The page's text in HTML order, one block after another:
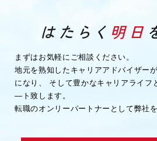
・企業様へ各種連絡を行うため
・その他、上記業務に関連または
ため
（３）取引先企業情報
・業務を履行するため
・企業様へ各種連絡を行うため
まずはお気軽にご相談ください。
地元を熟知したキャリアアドバイザー
になり、
そして豊かなキャリアライフ
―ト致します。
転職のオンリーパートナーとして弊社